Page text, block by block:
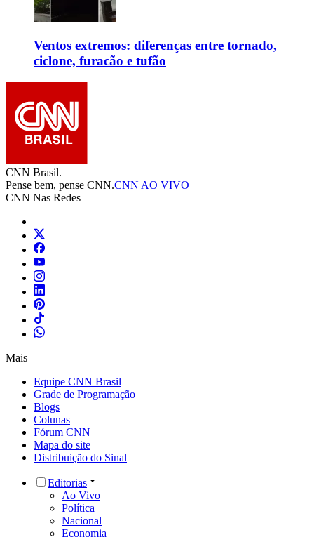
Ventos extremos: diferenças entre tornado,
ciclone, furacão e tufão
CNN Brasil.
Pense bem, pense CNN.CNN AO VIVO
CNN Nas Redes
Mais
Equipe CNN Brasil
Grade de Programação
Blogs
Colunas
Fórum CNN
Mapa do site
Distribuição do Sinal
Editorias
Ao Vivo
Política
Nacional
Economia